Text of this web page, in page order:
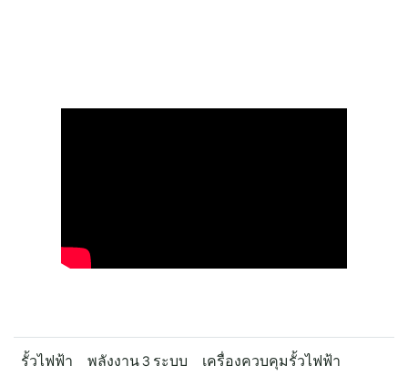
รั้วไฟฟ้า พลังงาน 3 ระบบ
เครื่องควบคุมรั้วไฟฟ้า